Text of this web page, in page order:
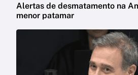
Alertas de desmatamento na
menor patamar